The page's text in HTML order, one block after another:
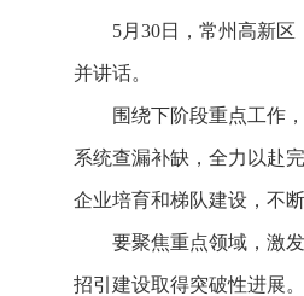
5月30日，常州高新
并讲话。
围绕下阶段重点工作
系统查漏补缺，全力以赴
企业培育和梯队建设，不
要聚焦重点领域，激
招引建设取得突破性进展